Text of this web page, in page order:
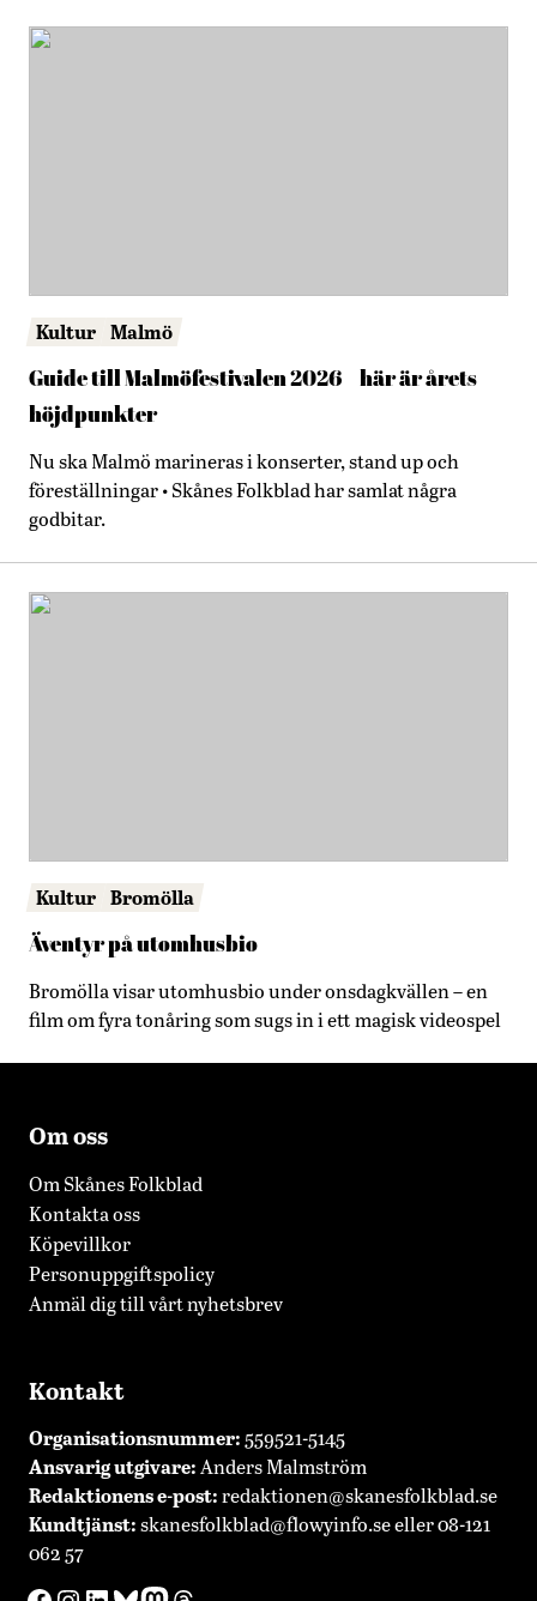
Kultur Malmö
Guide till Malmöfestivalen 2026 – här är årets
höjdpunkter
Nu ska Malmö marineras i konserter, stand up och
föreställningar • Skånes Folkblad har samlat några
godbitar.
Kultur Bromölla
Äventyr på utomhusbio
Bromölla visar utomhusbio under onsdagkvällen – en
film om fyra tonåring som sugs in i ett magisk videospel
Om oss
Om Skånes Folkblad
Kontakta oss
Köpevillkor
Personuppgiftspolicy
Anmäl dig till vårt nyhetsbrev
Kontakt
Organisationsnummer: 559521-5145
Ansvarig utgivare: Anders Malmström
Redaktionense-post:redaktionen@skanesfolkblad.se
Kundtjänst:skanesfolkblad@flowyinfo.seeller 08-121
062 57